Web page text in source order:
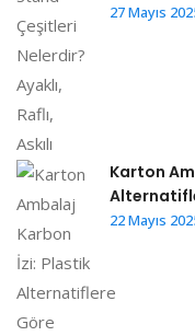
27 Mayıs
Karton
22 Mayıs